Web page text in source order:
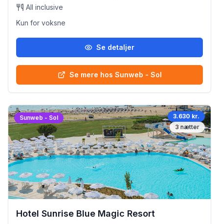
All inclusive
Kun for voksne
Se detaljer
Se mere hos Sunweb - Sol
Sunweb - Sol
3.630 kr.
3 nætter
Hotel Sunrise Blue Magic Resort